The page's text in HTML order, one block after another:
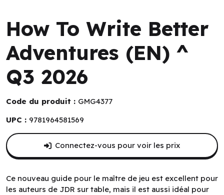
How To Write Better
Adventures (EN) ^
Q3 2026
Code du produit : GMG4377
UPC : 9781964581569
Ce nouveau guide pour le maître de jeu est excellent pour
les auteurs de JDR sur table, mais il est aussi idéal pour
Connectez-vous pour voir les prix